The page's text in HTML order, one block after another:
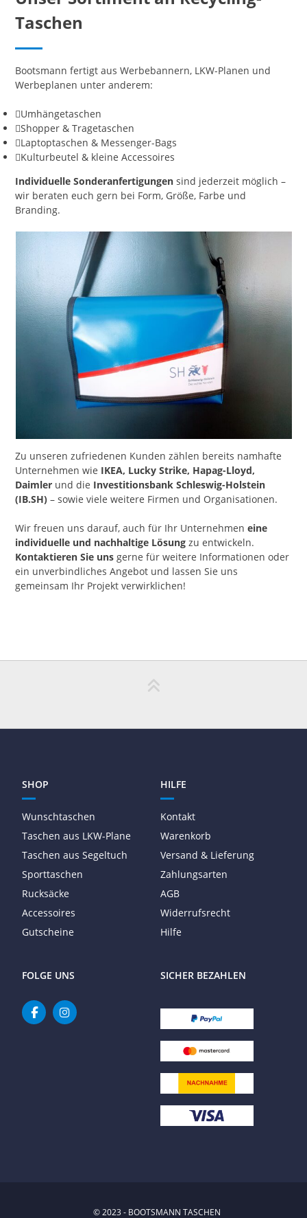
Taschen
Bootsmann fertigt aus Werbebannern, LKW-Planen und
Werbeplanen unter anderem:
Umhängetaschen
Shopper & Tragetaschen
Laptoptaschen & Messenger-Bags
Kulturbeutel & kleine Accessoires
Individuelle Sonderanfertigungen sind jederzeit möglich –
wir beraten euch gern bei Form, Größe, Farbe und
Branding.
Zu unseren zufriedenen Kunden zählen bereits namhafte
Unternehmen wie IKEA, Lucky Strike, Hapag-Lloyd,
Daimler und die Investitionsbank Schleswig-Holstein
(IB.SH) – sowie viele weitere Firmen und Organisationen.
Wir freuen uns darauf, auch für Ihr Unternehmeneine
individuelle und nachhaltige Lösung zu entwickeln.
Kontaktieren Sie uns gerne für weitere Informationen oder
ein unverbindliches Angebot und lassen Sie uns
gemeinsam Ihr Projekt verwirklichen!
SHOP
Wunschtaschen
Taschen aus LKW-Plane
Taschen aus Segeltuch
Sporttaschen
Rucksäcke
Accessoires
Gutscheine
HILFE
Kontakt
Warenkorb
Versand & Lieferung
Zahlungsarten
AGB
Widerrufsrecht
Hilfe
FOLGE UNS SICHER BEZAHLEN
© 2023 - BOOTSMANN TASCHEN